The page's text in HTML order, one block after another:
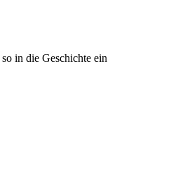
in die Geschichte ein